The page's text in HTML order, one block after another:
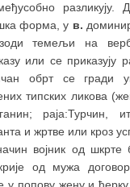
разликују.
форма, у в.
темељи на
или се приказују
обрт се гради
типских ликова
раја:Турчин,
и жртве или кроз
војник од шкрте
од мужа